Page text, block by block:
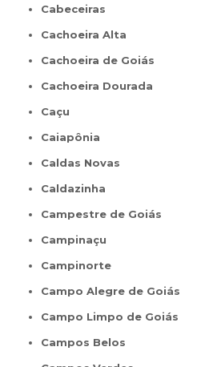
Cabeceiras
Cachoeira Alta
Cachoeira de Goiás
Cachoeira Dourada
Caçu
Caiapônia
Caldas Novas
Caldazinha
Campestre de Goiás
Campinaçu
Campinorte
Campo Alegre de Goiás
Campo Limpo de Goiás
Campos Belos